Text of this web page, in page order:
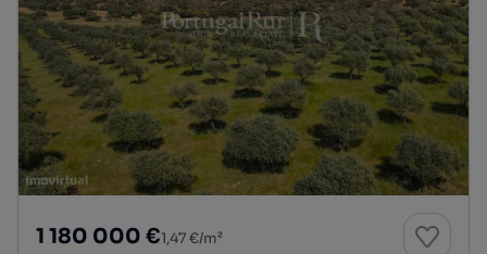
1 180 000 €1,47 €/m²